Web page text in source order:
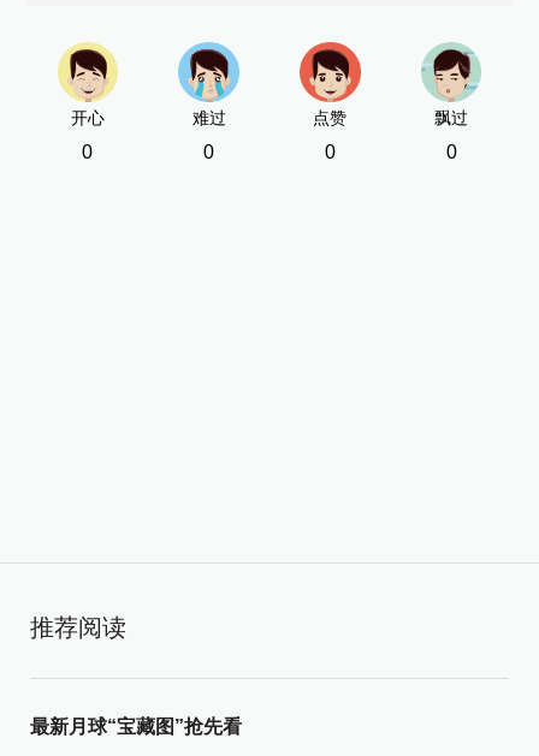
开心
0
难过
0
点赞
0
飘过
0
推荐阅读
最新月球“宝藏图”抢先看